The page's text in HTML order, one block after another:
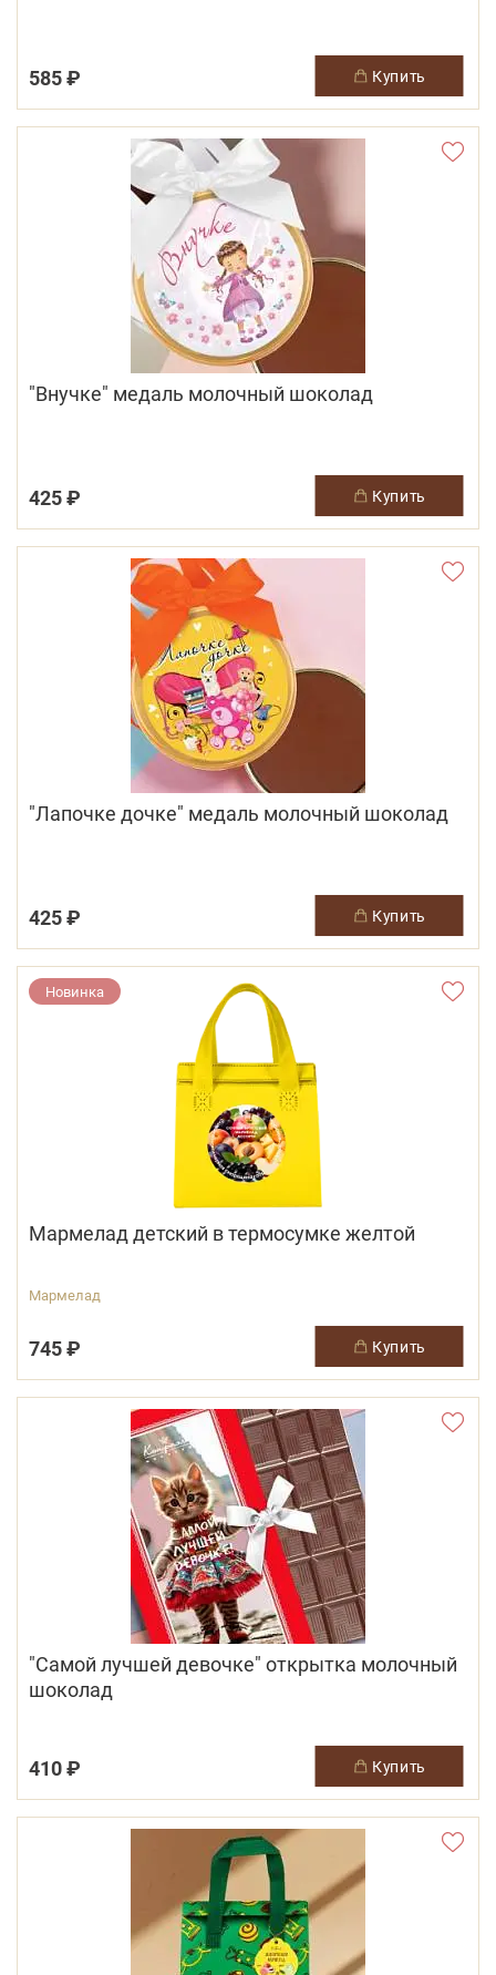
585 ₽ купить
"Внучке" медаль молочный шоколад
425 ₽ купить
"Лапочке дочке" медаль молочный шоколад
425 ₽ купить
Новинка
Мармелад детский в термосумке желтой
Мармелад
745 ₽ купить
"Самой лучшей девочке" открытка молочный
шоколад
410 ₽ купить